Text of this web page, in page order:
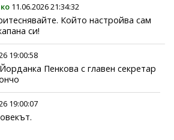
11.06.2026 21:34:32
Който настройва сам
си!
19:00:58
Пенкова с главен секретар
19:00:07